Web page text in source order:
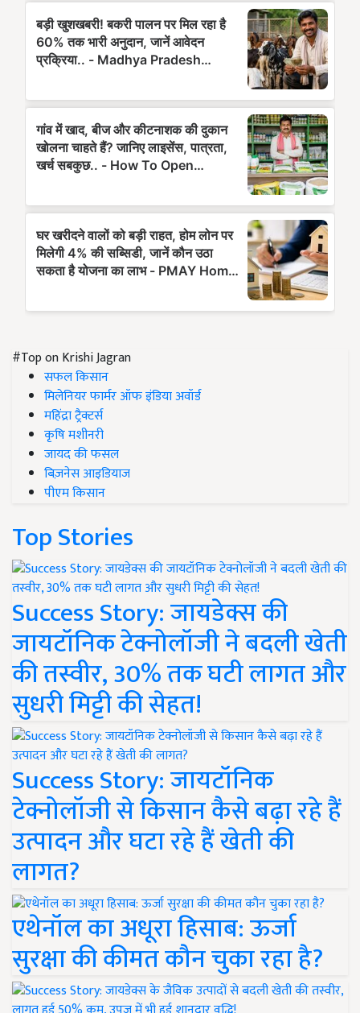
#Top on Krishi Jagran
सफल किसान
मिलेनियर फार्मर ऑफ इंडिया अवॉर्ड
महिंद्रा ट्रैक्टर्स
कृषि मशीनरी
जायद की फसल
बिज़नेस आइडियाज
पीएम किसान
Top Stories
Success Story: जायडेक्स की
जायटॉनिक टेक्नोलॉजी ने बदली खेती
की तस्वीर, 30% तक घटी लागत और
सुधरी मिट्टी की सेहत!
Success Story: जायटॉनिक
टेक्नोलॉजी से किसान कैसे बढ़ा रहे हैं
उत्पादन और घटा रहे हैं खेती की
लागत?
एथेनॉल का अधूरा हिसाब: ऊर्जा
सुरक्षा की कीमत कौन चुका रहा है?